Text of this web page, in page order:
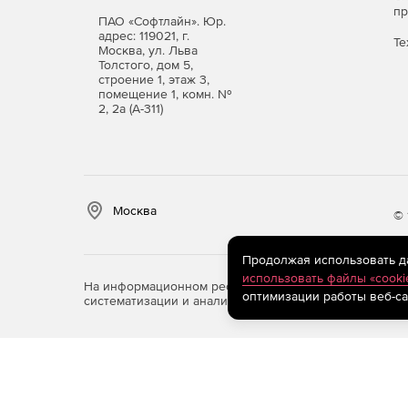
ПАО «Софтлайн». Юр.
адрес: 119021, г.
Москва, ул. Льва
Толстого, дом 5,
строение 1, этаж 3,
помещение 1, комн. №
2, 2а (А-311)
Москва ©
На информационном ресурсе store.softline.ru
систематизации и анализа сведений, относящихся
Продолжая использовать
использовать файлы
оптимизации работы веб-